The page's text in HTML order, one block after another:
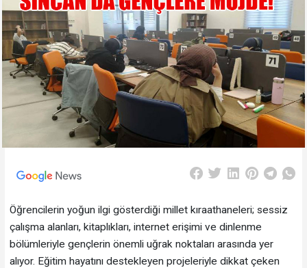
Öğrencilerin yoğun ilgi gösterdiği millet kıraathaneleri; sessiz
çalışma alanları, kitaplıkları, internet erişimi ve dinlenme
bölümleriyle gençlerin önemli uğrak noktaları arasında yer
alıyor. Eğitim hayatını destekleyen projeleriyle dikkat çeken